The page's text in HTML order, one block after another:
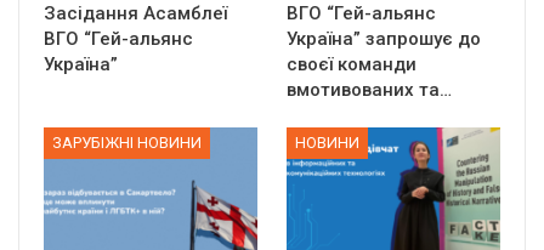
Засідання Асамблеї
ВГО “Гей-альянс
Україна”
ВГО “Гей-альянс
Україна” запрошує до
своєї команди
вмотивованих та…
ЗАРУБІЖНІ НОВИНИ НОВИНИ